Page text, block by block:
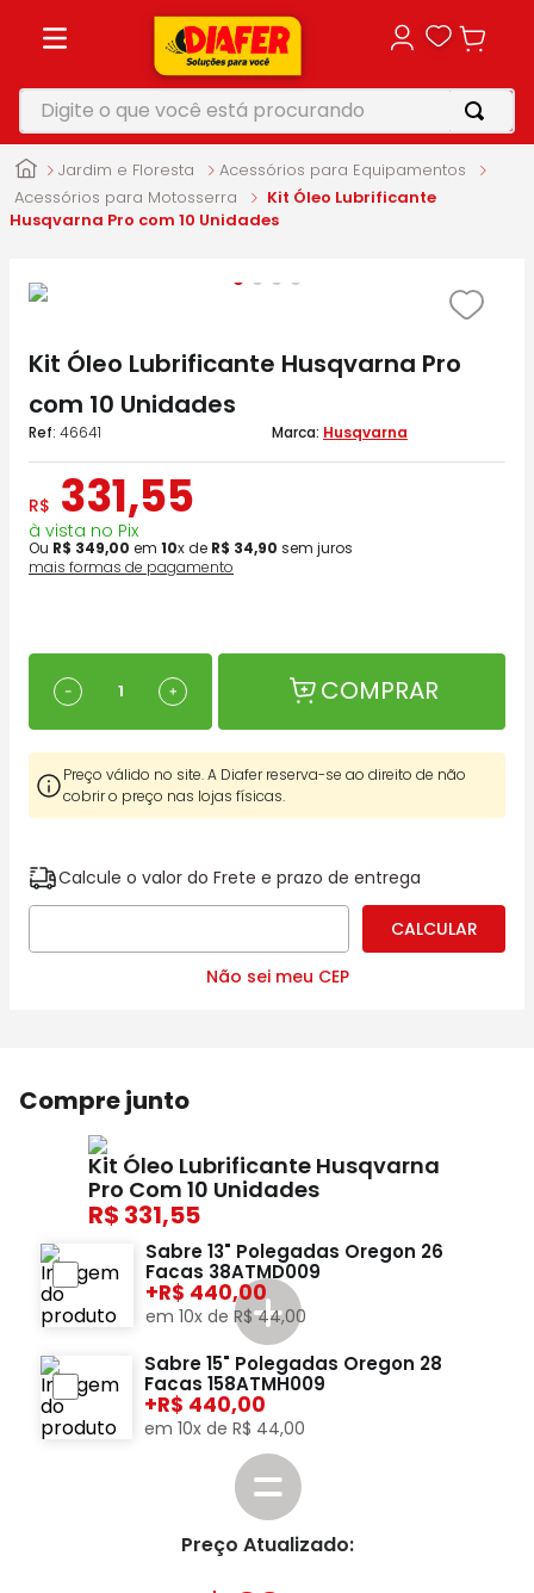
Digite o que você está procurando
Jardim e Floresta
Acessórios para Equipamentos
Acessórios para Motosserra
Kit Óleo Lubrificante
Husqvarna Pro com 10 Unidades
Kit Óleo Lubrificante Husqvarna Pro
com 10 Unidades
: 46641 Husqvarna
R$ 331,55
à vista no Pix
Ou R$ 349,00 em 10x de R$ 34,90 sem juros
mais formas de pagamento
＋
－ COMPRAR
Preço válido no site. A Diafer reserva-se ao direito de não
cobrir o preço nas lojas físicas.
Calcule o valor do Frete e prazo de entrega
Não sei meu CEP
Compre junto
Kit Óleo Lubrificante Husqvarna
Pro Com 10 Unidades
331,55
Sabre 13" Polegadas Oregon 26
Facas 38ATMD009
+ 440,00
em 10x de R$ 44,00
Sabre 15" Polegadas Oregon 28
Facas 158ATMH009
+ 440,00
em 10x de R$ 44,00
Preço Atualizado:
1º
motosserra
5 º vonixx